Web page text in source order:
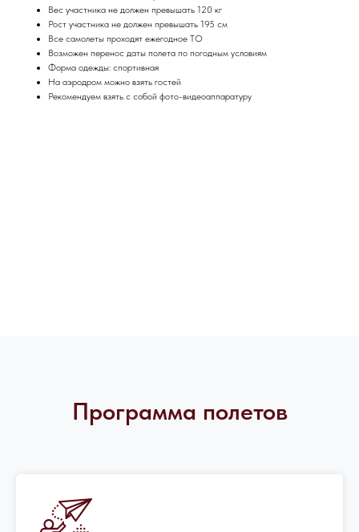
Вес участника не должен превышать 120 кг
Рост участника не должен превышать 195 см
Все самолеты проходят ежегодное ТО
Возможен перенос даты полета по погодным условиям
Форма одежды: спортивная
На аэродром можно взять гостей
Рекомендуем взять с собой фото-видеоаппаратуру
Программа полетов